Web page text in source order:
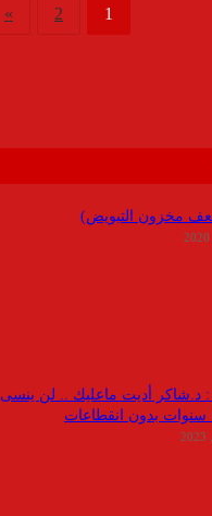
1
2
»
مخزون التبويض)
د.شاكر أديت ماعليك .. لن ينسى